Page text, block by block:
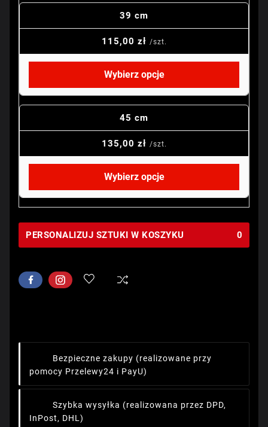
39 cm
115,00 zł /szt.
Wybierz opcje
45 cm
135,00 zł /szt.
Wybierz opcje
PERSONALIZUJ SZTUKI W KOSZYKU 0
Bezpieczne zakupy (realizowane przy
pomocy Przelewy24 i PayU)
Szybka wysyłka (realizowana przez DPD,
InPost, DHL)